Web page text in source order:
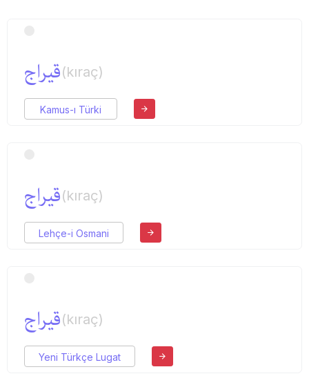
قیراج(kıraç)
Kamus-ı Türki
قیراج(kıraç)
Lehçe-i Osmani
قیراج(kıraç)
Yeni Türkçe Lugat